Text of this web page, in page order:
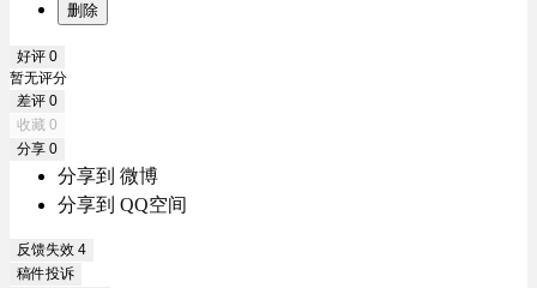
删除
好评 0
暂无评分
差评 0
收藏 0
分享 0
分享到 微博
分享到 QQ空间
反馈失效 4
稿件投诉